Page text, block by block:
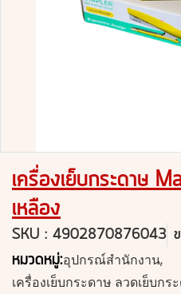
เครื่องเย็บกระดาษ
เหลือง
SKU : 4902870876043
หมวดหมู่:อุปกรณ์สำนักงาน,
เครื่องเย็บกระดาษ ลวดเย็บก